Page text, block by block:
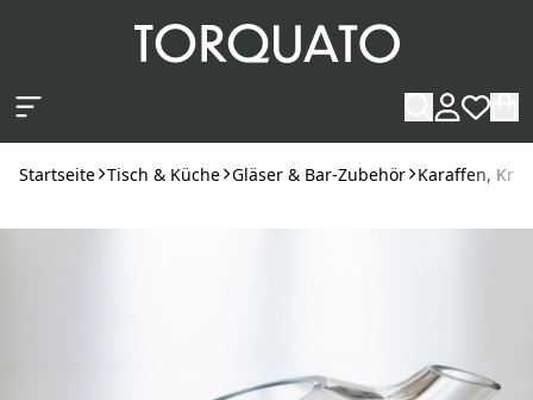
Startseite Tisch & Küche Gläser & Bar-Zubehör Karaffen,